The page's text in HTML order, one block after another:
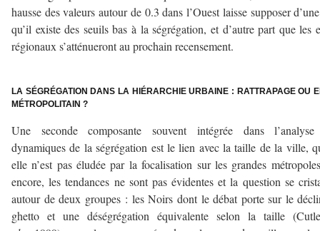
hausse des valeurs autour de 0.3 dans l’Ouest laisse supposer
qu’il existe des seuils bas à la ségrégation, et d’autre part que les
régionaux s’atténueront au prochain recensement.
LA SÉGRÉGATION DANS LA HIÉRARCHIE URBAINE : RATTRAPAGE OU
MÉTROPOLITAIN ?
Une seconde composante souvent intégrée dans
dynamiques de la ségrégation est le lien avec la taille de la ville,
elle n’est pas éludée par la focalisation sur les grandes
encore, les tendances ne sont pas évidentes et la question se
autour de deux groupes : les Noirs dont le débat porte sur le
ghetto et une déségrégation équivalente selon la taille